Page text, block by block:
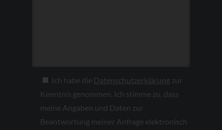
Ich habe die Datenschutzerklärungzur
Kenntnis genommen. Ich stimme zu, dass
meine Angaben und Daten zur
Beantwortung meiner Anfrage elektronisch